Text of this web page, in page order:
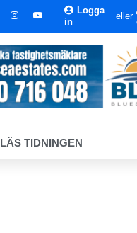
Logga
in
eller
LÄS TIDNINGEN